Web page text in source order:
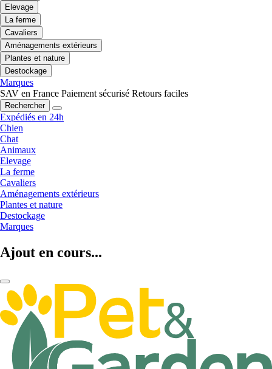
Elevage
La ferme
Cavaliers
Aménagements extérieurs
Plantes et nature
Destockage
Marques
SAV en France Paiement sécurisé Retours faciles
Rechercher
Expédiés en 24h
Chien
Chat
Animaux
Elevage
La ferme
Cavaliers
Aménagements extérieurs
Plantes et nature
Destockage
Marques
Ajout en cours...